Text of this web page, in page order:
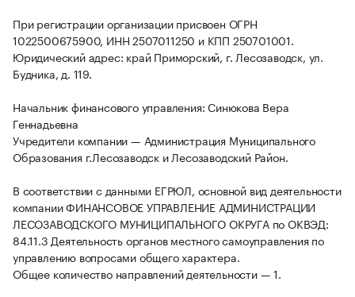
При регистрации организации присвоен ОГРН
1022500675900, ИНН 2507011250 и КПП 250701001.
Юридический адрес: край Приморский, г. Лесозаводск, ул.
Будника, д. 119.
Начальник финансового управления: Синюкова Вера
Геннадьевна
Учредители компании — Администрация Муниципального
Образования г.Лесозаводск и Лесозаводский Район.
В соответствии с данными ЕГРЮЛ, основной вид деятельности
компании ФИНАНСОВОЕ УПРАВЛЕНИЕ АДМИНИСТРАЦИИ
ЛЕСОЗАВОДСКОГО МУНИЦИПАЛЬНОГО ОКРУГА по ОКВЭД:
84.11.3 Деятельность органов местного самоуправления по
управлению вопросами общего характера.
Общее количество направлений деятельности — 1.